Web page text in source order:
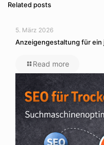
Related posts
5. März 2026
Anzeigengestaltung für ein
Read more